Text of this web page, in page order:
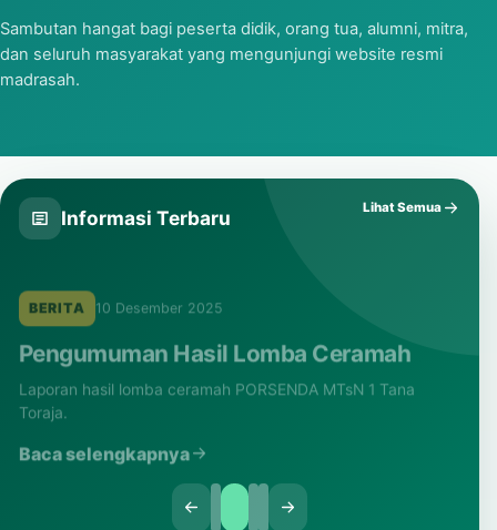
Sambutan hangat bagi peserta didik, orang tua, alumni, mitra,
dan seluruh masyarakat yang mengunjungi website resmi
madrasah.
Informasi Terbaru Lihat Semua